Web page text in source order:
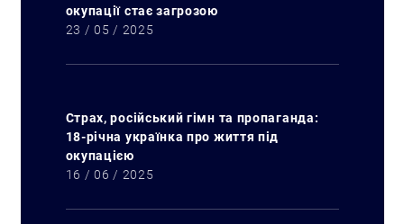
окупації стає загрозою
23 / 05 / 2025
Страх, російський гімн та пропаганда:
18-річна українка про життя під
окупацією
16 / 06 / 2025